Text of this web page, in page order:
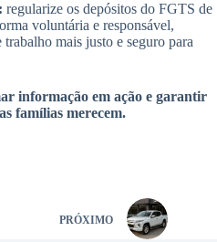
regularize os depósitos do FGTS de
voluntária e responsável,
mais justo e seguro para
informação em ação e garantir
famílias merecem.
PRÓXIMO